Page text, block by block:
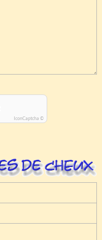
IconCaptcha ©